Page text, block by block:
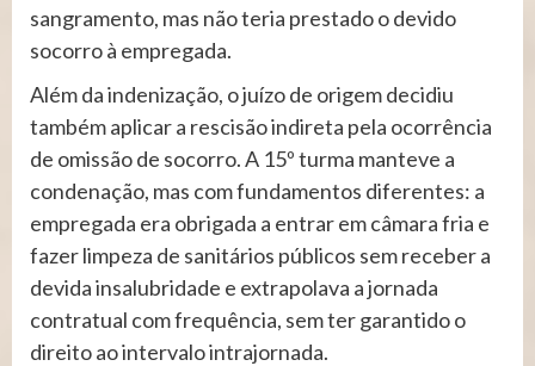
sangramento, mas não teria prestado o devido
socorro à empregada.
Além da indenização, o juízo de origem decidiu
também aplicar a rescisão indireta pela ocorrência
de omissão de socorro. A 15º turma manteve a
condenação, mas com fundamentos diferentes: a
empregada era obrigada a entrar em câmara fria e
fazer limpeza de sanitários públicos sem receber a
devida insalubridade e extrapolava a jornada
contratual com frequência, sem ter garantido o
direito ao intervalo intrajornada.